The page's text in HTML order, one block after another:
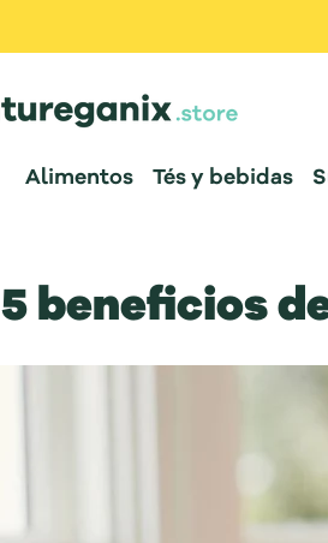
Alimentos Tés y bebidas
5 beneficios